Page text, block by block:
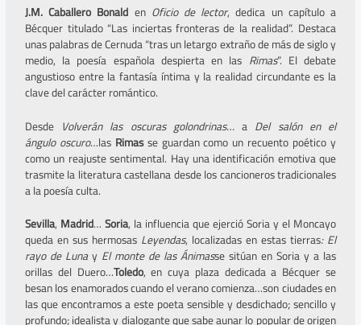
J.M. Caballero Bonald en Oficio de lector, dedica un capítulo a
Bécquer titulado “Las inciertas fronteras de la realidad”. Destaca
unas palabras de Cernuda “tras un letargo extraño de más de siglo y
medio, la poesía española despierta en las Rimas”. El debate
angustioso entre la fantasía íntima y la realidad circundante es la
clave del carácter romántico.
Desde Volverán las oscuras golondrinas…a Del salón en el
ángulo oscuro…las Rimasse guardan como un recuento poético y
como un reajuste sentimental. Hay una identificación emotiva que
trasmite la literatura castellana desde los cancioneros tradicionales
a la poesía culta.
Sevilla, Madrid…Soria, la influencia que ejerció Soria y el Moncayo
queda en sus hermosas Leyendas, localizadas en estas tierras: El
rayo de Lunay El monte de las Ánimasse sitúan en Soria y a las
orillas del Duero…Toledo, en cuya plaza dedicada a Bécquer se
besan los enamorados cuando el verano comienza…son ciudades en
las que encontramos a este poeta sensible y desdichado; sencillo y
profundo; idealista y dialogante que sabe aunar lo popular de origen